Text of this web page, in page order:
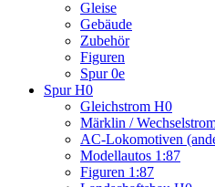
Gleise
Gebäude
Zubehör
Figuren
Spur 0e
Spur H0
Gleichstrom H0
Märklin /
AC-Lokomotiven
Modellautos 1:87
Figuren 1:87